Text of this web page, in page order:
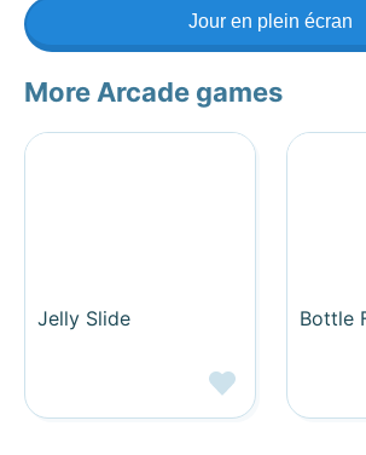
Jour en plein écran
More Arcade games
Jelly Slide Bottle